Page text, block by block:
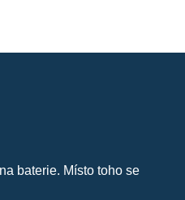
baterie. Místo toho se